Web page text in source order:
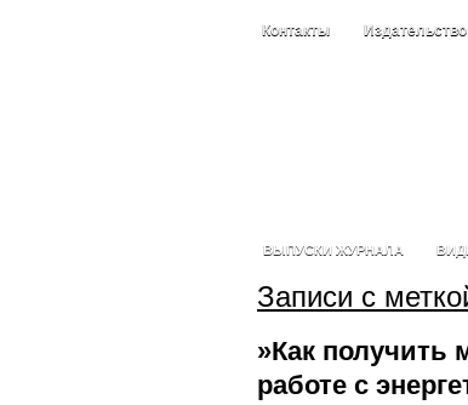
Контакты
ВЫПУСКИ ЖУРНАЛА
Записи с
»Как получить
работе с